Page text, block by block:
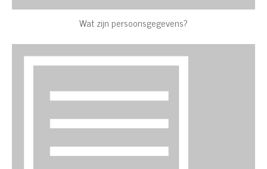
Wat zijn persoonsgegevens?